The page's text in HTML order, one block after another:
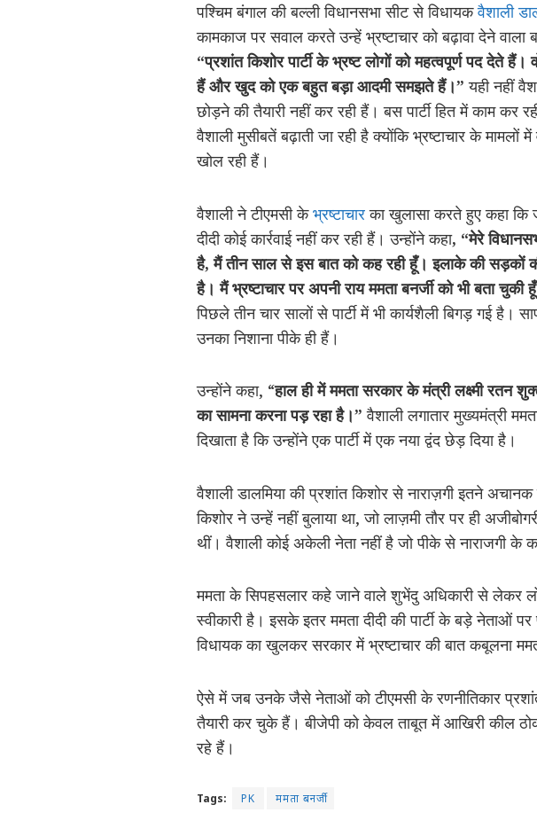
पश्चिम बंगाल की बल्ली विधानसभा सीट से विधायकवैशाली
कामकाज पर सवाल करते उन्हें भ्रष्टाचार को बढ़ावा देने वाला
“प्रशांत किशोर पार्टी के भ्रष्ट लोगों को महत्वपूर्ण पद देते
हैं और खुद को एक बहुत बड़ा आदमी समझते हैं।” यही नहीं
छोड़ने की तैयारी नहीं कर रही हैं। बस पार्टी हित में काम कर
वैशाली मुसीबतें बढ़ाती जा रही है क्योंकि भ्रष्टाचार के मामलों
खोल रही हैं।
वैशाली ने टीएमसी केभ्रष्टाचारका खुलासा करते हुए कहा कि
दीदी कोई कार्रवाई नहीं कर रही हैं। उन्होंने कहा, “मेरे
है,मैं तीन साल से इस बात को कह रही हूँ। इलाके की सड़कों
है। मैं भ्रष्टाचार पर अपनी राय ममता बनर्जी को भी बता चुकी
पिछले तीन चार सालों से पार्टी में भी कार्यशैली बिगड़ गई
उनका निशाना पीके ही हैं।
उन्होंने कहा, “हाल ही में ममता सरकार के मंत्री लक्ष्मी रतन
का सामना करना पड़ रहा है।” वैशाली लगातार मुख्यमंत्री
दिखाता है कि उन्होंने एक पार्टी में एक नया द्वंद छेड़ दिया है।
वैशाली डालमिया की प्रशांत किशोर से नाराज़गी इतने
किशोर ने उन्हें नहीं बुलाया था, जो लाज़मी तौर पर ही
थीं। वैशाली कोई अकेली नेता नहीं है जो पीके से नाराजगी के
ममता के सिपहसलार कहे जाने वाले शुभेंदु अधिकारी से
स्वीकारी है। इसके इतर ममता दीदी की पार्टी के बड़े नेताओं
विधायक का खुलकर सरकार में भ्रष्टाचार की बात कबूलना
ऐसे में जब उनके जैसे नेताओं को टीएमसी के रणनीतिकार
तैयारी कर चुके हैं। बीजेपी को केवल ताबूत में आखिरी कील
रहे हैं।
Tags: PK ममता बनर्जी